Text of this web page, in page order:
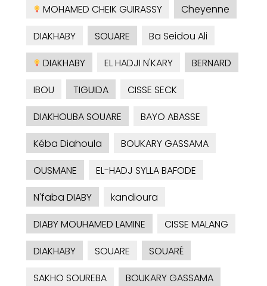
MOHAMED CHEIK GUIRASSY
Cheyenne
DIAKHABY
SOUARE
Ba Seidou Ali
DIAKHABY
EL HADJI N'KARY
BERNARD
IBOU
TIGUIDA
CISSE SECK
DIAKHOUBA SOUARE
BAYO ABASSE
Kéba Diahoula
BOUKARY GASSAMA
OUSMANE
EL-HADJ SYLLA BAFODE
N'faba DIABY
kandioura
DIABY MOUHAMED LAMINE
CISSE MALANG
DIAKHABY
SOUARE
SOUARÉ
SAKHO SOUREBA
BOUKARY GASSAMA